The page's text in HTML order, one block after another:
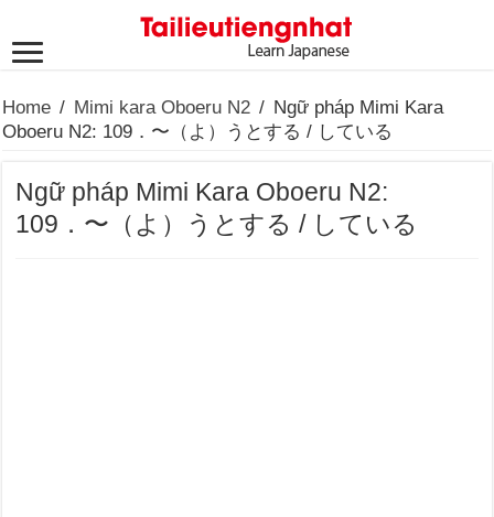
Home / Mimi kara Oboeru N2 / Ngữ pháp Mimi Kara
Oboeru N2: 109．〜（よ）うとする / している
Ngữ pháp Mimi Kara Oboeru N2:
109．〜（よ）うとする / している